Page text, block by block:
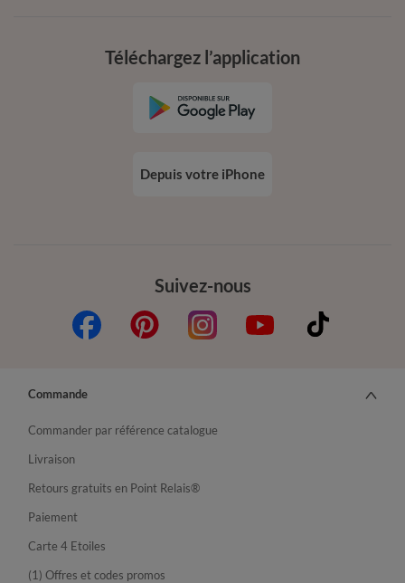
Suivez-nous
Téléchargez l’application
Depuis votre iPhone
Commande
Commander par référence catalogue
Livraison
Retours gratuits en Point Relais®
Paiement
Carte 4 Etoiles
(1) Offres et codes promos